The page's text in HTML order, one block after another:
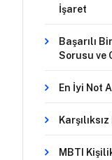
İşaret
Başarılı
Sorusu ve
En İyi Not
MBTI